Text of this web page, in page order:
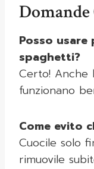
Posso
spaghetti?
Certo! Anche
funzionano
Come evito
Cuocile solo
rimuovile